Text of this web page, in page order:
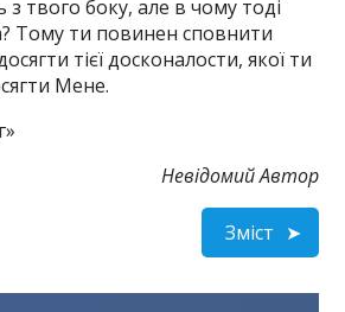
з твого боку, але в чому тоді
Тому ти повинен сповнити
тієї досконалости, якої ти
Мене.
Невідомий Автор
Зміст